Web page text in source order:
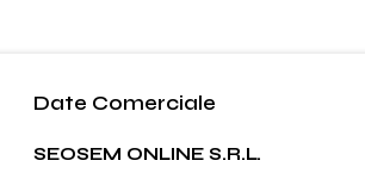
Date Comerciale
SEOSEM ONLINE S.R.L.